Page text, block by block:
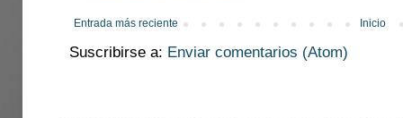
Entrada más reciente Inicio
Suscribirse a: Enviar comentarios (Atom)